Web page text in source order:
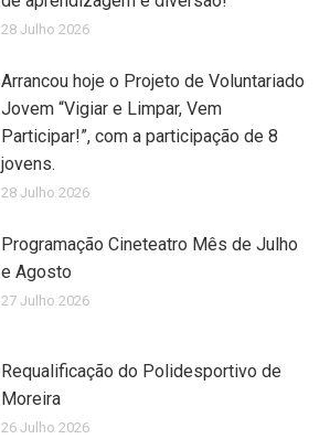
28 Julho 2026
Arrancou hoje o Projeto de Voluntariado
Jovem “Vigiar e Limpar, Vem
Participar!”, com a participação de 8
jovens.
28 Julho 2026
Programação Cineteatro Mês de Julho
e Agosto
27 Julho 2026
Requalificação do Polidesportivo de
Moreira
26 Julho 2026